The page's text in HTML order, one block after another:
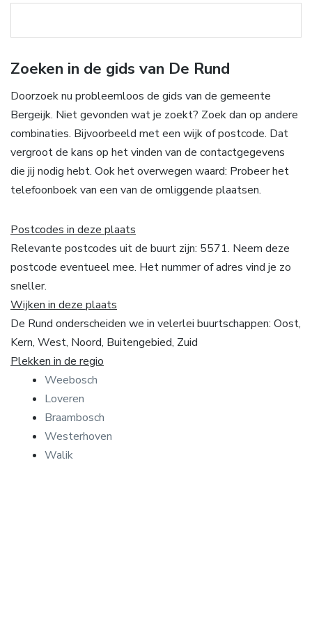
Zoeken in de gids van De Rund
Doorzoek nu probleemloos de gids van de gemeente
Bergeijk. Niet gevonden wat je zoekt? Zoek dan op andere
combinaties. Bijvoorbeeld met een wijk of postcode. Dat
vergroot de kans op het vinden van de contactgegevens
die jij nodig hebt. Ook het overwegen waard: Probeer het
telefoonboek van een van de omliggende plaatsen.
Postcodes in deze plaats
Relevante postcodes uit de buurt zijn: 5571. Neem deze
postcode eventueel mee. Het nummer of adres vind je zo
sneller.
Wijken in deze plaats
De Rund onderscheiden we in velerlei buurtschappen: Oost,
Kern, West, Noord, Buitengebied, Zuid
Plekken in de regio
Weebosch
Loveren
Braambosch
Westerhoven
Walik